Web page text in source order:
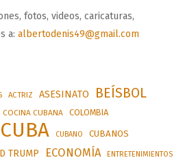
fotos, videos, caricaturas,
a: albertodenis49@gmail.com
ACTRIZ ASESINATO BEÍSBOL
COCINA CUBANA COLOMBIA
CUBA CUBANO CUBANOS
TRUMP ECONOMÍA ENTRETENIMIENTOS